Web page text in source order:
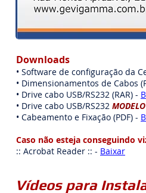
Downloads
• Software de configuração da
• Dimensionamentos de Cabos
• Drive cabo USB/RS232 (RAR) -
• Drive cabo USB/RS232
• Cabeamento e Fixação (PDF) -
Caso não esteja conseguindo
:: Acrobat Reader :: - Baixar
Vídeos para